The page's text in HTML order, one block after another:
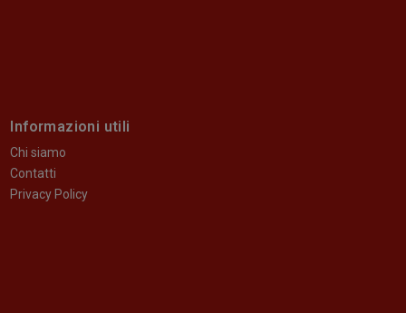
Informazioni utili
Chi siamo
Contatti
Privacy Policy